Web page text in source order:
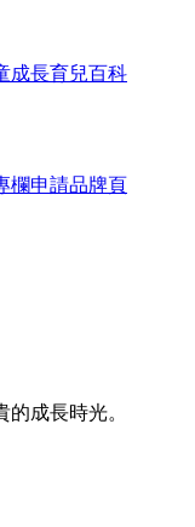
成長育兒百科
欄申請品牌頁
成長時光。